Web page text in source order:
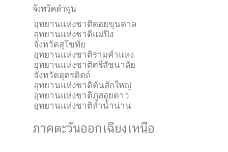
จังหวัดลำพูน
อุทยานแห่งชาติดอยขุนตาล
อุทยานแห่งชาติแม่ปิง
จังหวัดสุโขทัย
อุทยานแห่งชาติรามคำแหง
อุทยานแห่งชาติศรีสัชนาลัย
จังหวัดอุตรดิตถ์
อุทยานแห่งชาติต้นสักใหญ่
อุทยานแห่งชาติภูสอยดาว
อุทยานแห่งชาติลำน้ำน่าน
ภาคตะวันออกเฉียงเหนือ